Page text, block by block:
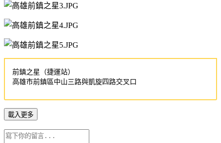
前鎮之星（捷運站）
高雄市前鎮區中山三路與凱旋四路交叉口
載入更多